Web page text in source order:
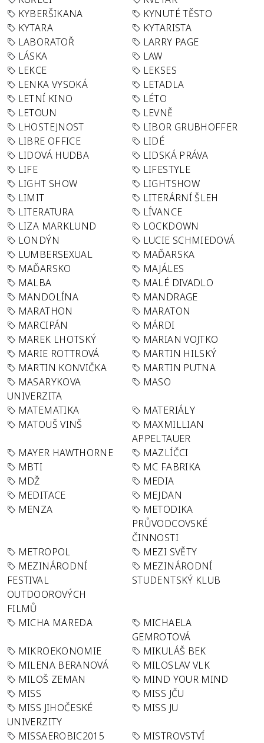
KYBERŠIKANA
KYNUTÉ TĚSTO
KYTARA
KYTARISTA
LABORATOŘ
LARRY PAGE
LÁSKA
LAW
LEKCE
LEKSES
LENKA VYSOKÁ
LETADLA
LETNÍ KINO
LÉTO
LETOUN
LEVNĚ
LHOSTEJNOST
LIBOR GRUBHOFFER
LIBRE OFFICE
LIDÉ
LIDOVÁ HUDBA
LIDSKÁ PRÁVA
LIFE
LIFESTYLE
LIGHT SHOW
LIGHTSHOW
LIMIT
LITERÁRNÍ ŠLEH
LITERATURA
LÍVANCE
LIZA MARKLUND
LOCKDOWN
LONDÝN
LUCIE SCHMIEDOVÁ
LUMBERSEXUAL
MAĎARSKA
MAĎARSKO
MAJÁLES
MALBA
MALÉ DIVADLO
MANDOLÍNA
MANDRAGE
MARATHON
MARATON
MARCIPÁN
MÁRDI
MAREK LHOTSKÝ
MARIAN VOJTKO
MARIE ROTTROVÁ
MARTIN HILSKÝ
MARTIN KONVIČKA
MARTIN PUTNA
MASARYKOVA
UNIVERZITA
MASO
MATEMATIKA
MATERIÁLY
MATOUŠ VINŠ
MAXMILLIAN
APPELTAUER
MAYER HAWTHORNE
MAZLÍČCI
MBTI
MC FABRIKA
MDŽ
MEDIA
MEDITACE
MEJDAN
MENZA
METODIKA
PRŮVODCOVSKÉ
ČINNOSTI
METROPOL
MEZI SVĚTY
MEZINÁRODNÍ
FESTIVAL
OUTDOOROVÝCH
FILMŮ
MEZINÁRODNÍ
STUDENTSKÝ KLUB
MICHA MAREDA
MICHAELA
GEMROTOVÁ
MIKROEKONOMIE
MIKULÁŠ BEK
MILENA BERANOVÁ
MILOSLAV VLK
MILOŠ ZEMAN
MIND YOUR MIND
MISS
MISS JČU
MISS JIHOČESKÉ
UNIVERZITY
MISS JU
MISSAEROBIC2015
MISTROVSTVÍ